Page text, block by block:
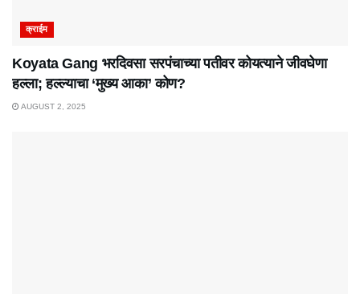
क्राईम
Koyata Gang भरदिवसा सरपंचाच्या पतीवर कोयत्याने जीवघेणा
हल्ला; हल्ल्याचा ‘मुख्य आका’ कोण?
AUGUST 2, 2025